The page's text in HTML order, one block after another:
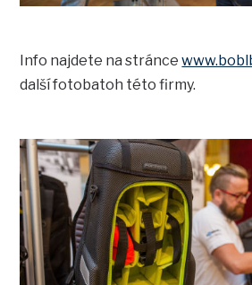
Info najdete na stránce
další fotobatoh této firmy.